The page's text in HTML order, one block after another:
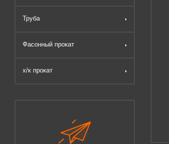
Труба
Фасонный прокат
х/к прокат